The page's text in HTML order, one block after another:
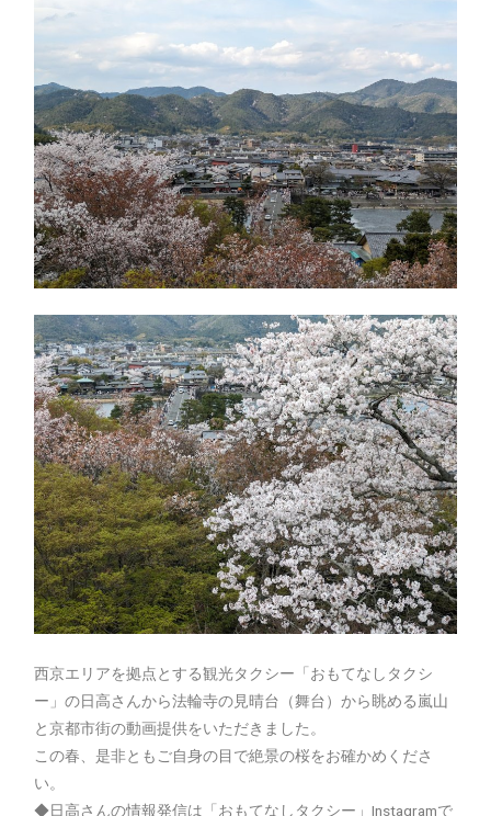
西京エリアを拠点とする観光タクシー「おもてなしタクシ
ー」の日高さんから法輪寺の見晴台（舞台）から眺める嵐山
と京都市街の動画提供をいただきました。
この春、是非ともご自身の目で絶景の桜をお確かめくださ
い。
◆日高さんの情報発信は「おもてなしタクシー」Instagramで